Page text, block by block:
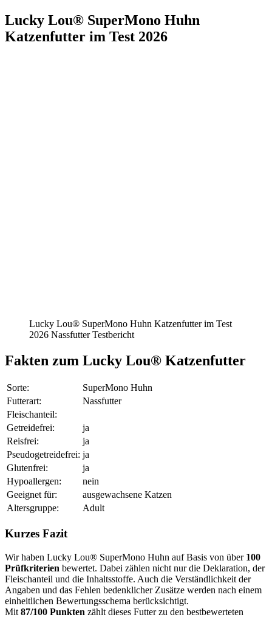
Lucky Lou® SuperMono Huhn
Katzenfutter im Test 2026
Lucky Lou® SuperMono Huhn Katzenfutter im Test
2026 Nassfutter Testbericht
Fakten zum Lucky Lou® Katzenfutter
Sorte:
SuperMono Huhn
Futterart:
Nassfutter
Fleischanteil:
Getreidefrei:
ja
Reisfrei:
ja
Pseudogetreidefrei: ja
Glutenfrei:
ja
Hypoallergen:
nein
Geeignet für:
ausgewachsene Katzen
Altersgruppe:
Adult
Kurzes Fazit
Wir haben Lucky Lou® SuperMono Huhn auf Basis von über 100
Prüfkriterien bewertet. Dabei zählen nicht nur die Deklaration, der
Fleischanteil und die Inhaltsstoffe. Auch die Verständlichkeit der
Angaben und das Fehlen bedenklicher Zusätze werden nach einem
einheitlichen Bewertungsschema berücksichtigt.
Mit 87/100 Punkten zählt dieses Futter zu den bestbewerteten